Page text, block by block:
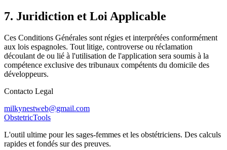
7. Juridiction et Loi Applicable
Ces Conditions Générales sont régies et interprétées conformément
aux lois espagnoles. Tout litige, controverse ou réclamation
découlant de ou lié à l'utilisation de l'application sera soumis à la
compétence exclusive des tribunaux compétents du domicile des
développeurs.
Contacto Legal
milkynestweb@gmail.com
ObstetricTools
L'outil ultime pour les sages-femmes et les obstétriciens. Des calculs
rapides et fondés sur des preuves.